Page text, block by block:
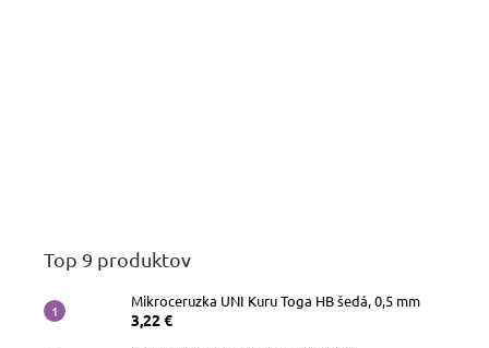
Top 9 produktov
Mikroceruzka UNI Kuru Toga HB šedá, 0,5 mm
3,22 €